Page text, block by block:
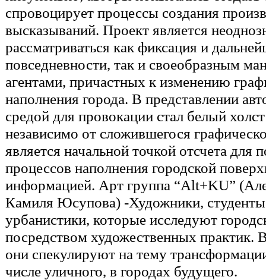
спровоцирует процессы создания
высказываний. Проект является
рассматриваться как фиксация и
повседневности, так и своеобразным
агентами, причастных к изменению
наполнения города. В представлении
средой для провокации стал белый
независимо от сложившегося
является начальной точкой отсчета
процессов наполнения городской
информацией. Арт группа “Alt+KU”
Камиля Юсупова) -Художники,
урбанистики, которые исследуют
посредством художественных практик.
они спекулируют на тему
числе уличного, в городах будущего.